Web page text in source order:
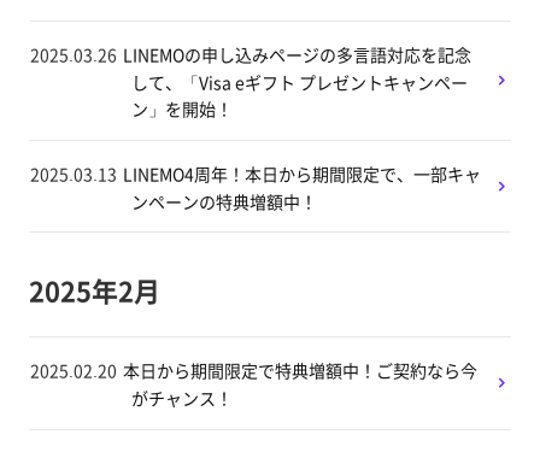
2025.03.26 LINEMOの申し込みページの多言語対応を記念
して、「Visa eギフト プレゼントキャンペー
ン」を開始！
2025.03.13 LINEMO4周年！本日から期間限定で、一部キャ
ンペーンの特典増額中！
2025年2月
2025.02.20 本日から期間限定で特典増額中！ご契約なら今
がチャンス！